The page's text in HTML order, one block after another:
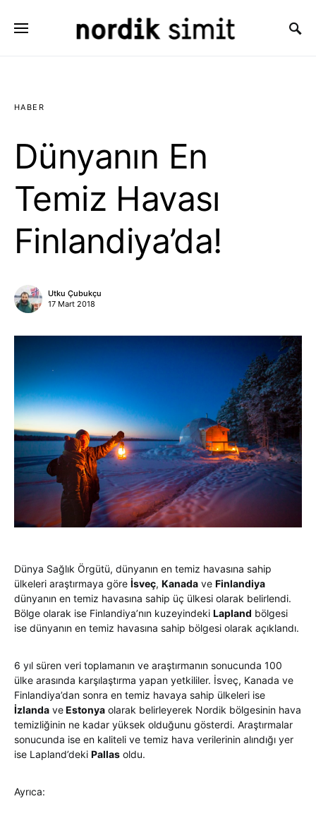
HABER
Dünyanın En
Temiz Havası
Finlandiya’da!
Utku Çubukçu
17 Mart 2018
Dünya Sağlık Örgütü, dünyanın en temiz havasına sahip
ülkeleri araştırmaya göre İsveç, Kanada ve Finlandiya
dünyanın en temiz havasına sahip üç ülkesi olarak belirlendi.
Bölge olarak ise Finlandiya’nın kuzeyindeki Lapland bölgesi
ise dünyanın en temiz havasına sahip bölgesi olarak açıklandı.
6 yıl süren veri toplamanın ve araştırmanın sonucunda 100
ülke arasında karşılaştırma yapan yetkililer. İsveç, Kanada ve
Finlandiya’dan sonra en temiz havaya sahip ülkeleri ise
İzlanda veEstonya olarak belirleyerek Nordik bölgesinin hava
temizliğinin ne kadar yüksek olduğunu gösterdi. Araştırmalar
sonucunda ise en kaliteli ve temiz hava verilerinin alındığı yer
ise Lapland’deki Pallas oldu.
Ayrıca: